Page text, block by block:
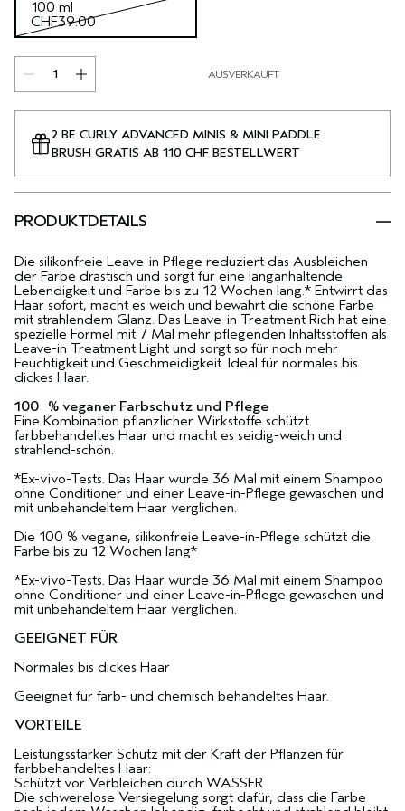
100 ml
CHF39.00
AUSVERKAUFT
2 BE CURLY ADVANCED MINIS & MINI PADDLE
BRUSH GRATIS AB 110 CHF BESTELLWERT
PRODUKTDETAILS
Die silikonfreie Leave-in Pflege reduziert das Ausbleichen
der Farbe drastisch und sorgt für eine langanhaltende
Lebendigkeit und Farbe bis zu 12 Wochen lang.* Entwirrt das
Haar sofort, macht es weich und bewahrt die schöne Farbe
mit strahlendem Glanz. Das Leave-in Treatment Rich hat eine
spezielle Formel mit 7 Mal mehr pflegenden Inhaltsstoffen als
Leave-in Treatment Light und sorgt so für noch mehr
Feuchtigkeit und Geschmeidigkeit. Ideal für normales bis
dickes Haar.
100 % veganer Farbschutz und Pflege
Eine Kombination pflanzlicher Wirkstoffe schützt
farbbehandeltes Haar und macht es seidig-weich und
strahlend-schön.
*Ex-vivo-Tests. Das Haar wurde 36 Mal mit einem Shampoo
ohne Conditioner und einer Leave-in-Pflege gewaschen und
mit unbehandeltem Haar verglichen.
Die 100 % vegane, silikonfreie Leave-in-Pflege schützt die
Farbe bis zu 12 Wochen lang*
*Ex-vivo-Tests. Das Haar wurde 36 Mal mit einem Shampoo
ohne Conditioner und einer Leave-in-Pflege gewaschen und
mit unbehandeltem Haar verglichen.
GEEIGNET FÜR
Normales bis dickes Haar
Geeignet für farb- und chemisch behandeltes Haar.
VORTEILE
Leistungsstarker Schutz mit der Kraft der Pflanzen für
farbbehandeltes Haar:
Schützt vor Verbleichen durch WASSER
Die schwerelose Versiegelung sorgt dafür, dass die Farbe